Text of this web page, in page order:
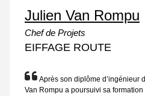
Julien Van Rompu
Chef de Projets
EIFFAGE ROUTE
Après son diplôme d’ingénieur
Van Rompu a poursuivi sa